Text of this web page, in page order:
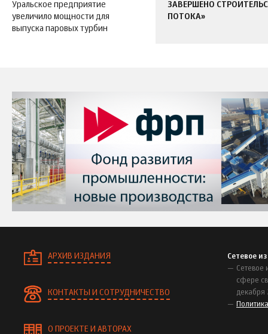
Уральское предприятие
увеличило мощности для
выпуска паровых турбин
ЗАВЕРШЕНО
ПОТОКА»
АРХИВ ИЗДАНИЯ
КОНТАКТЫ И СОТРУДНИЧЕСТВО
О ПРОЕКТЕ И АВТОРАХ
Сетевое
Сетевое
сфере
декабря